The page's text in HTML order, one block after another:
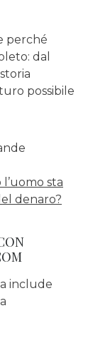
perché
dal
possibile
sta
denaro?
include